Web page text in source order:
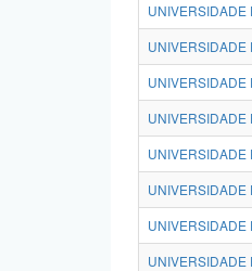
UNIVERSIDADE
UNIVERSIDADE
UNIVERSIDADE
UNIVERSIDADE
UNIVERSIDADE
UNIVERSIDADE
UNIVERSIDADE
UNIVERSIDADE